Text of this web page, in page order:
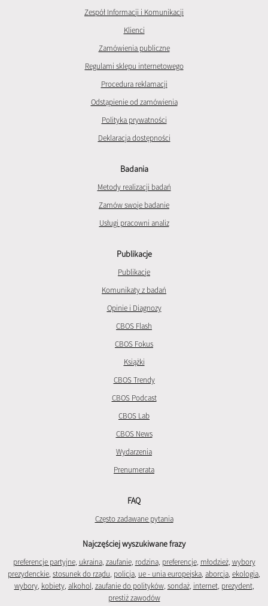
Zespół Informacji i Komunikacji
Klienci
Zamówienia publiczne
Regulami sklepu internetowego
Procedura reklamacji
Odstąpienie od zamówienia
Polityka prywatności
Deklaracja dostępności
Badania
Metody realizacji badań
Zamów swoje badanie
Usługi pracowni analiz
Publikacje
Publikacje
Komunikaty z badań
Opinie i Diagnozy
CBOS Flash
CBOS Fokus
Książki
CBOS Trendy
CBOS Podcast
CBOS Lab
CBOS News
Wydarzenia
Prenumerata
FAQ
Często zadawane pytania
Najczęściej wyszukiwane frazy
preferencje partyjne, ukraina, zaufanie, rodzina, preferencje, młodzież, wybory
prezydenckie, stosunek do rządu, policja, ue - unia europejska, aborcja, ekologia,
wybory, kobiety, alkohol, zaufanie do polityków, sondaż, internet, prezydent,
prestiż zawodów